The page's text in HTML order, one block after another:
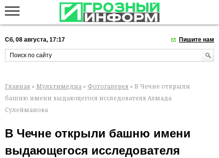
Сб, 08 августа, 17:17 Пишите нам
Главная » Мультимедиа » Фотогалерея » В Чечне открыли
башню имени выдающегося исследователя Ахмада
Сулейманова
В Чечне открыли башню имени
выдающегося исследователя